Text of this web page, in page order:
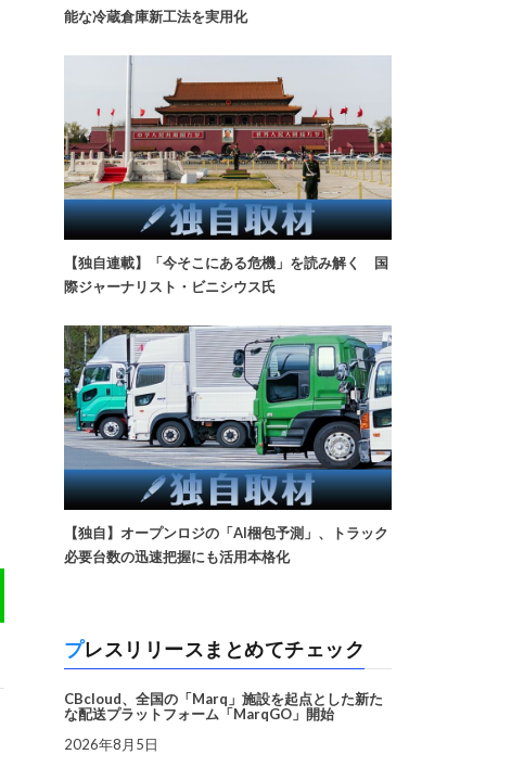
能な冷蔵倉庫新工法を実用化
【独自連載】「今そこにある危機」を読み解く 国
際ジャーナリスト・ビニシウス氏
【独自】オープンロジの「AI梱包予測」、トラック
必要台数の迅速把握にも活用本格化
プレスリリースまとめてチェック
CBcloud、全国の「Marq」施設を起点とした新た
な配送プラットフォーム「MarqGO」開始
2026年8月5日